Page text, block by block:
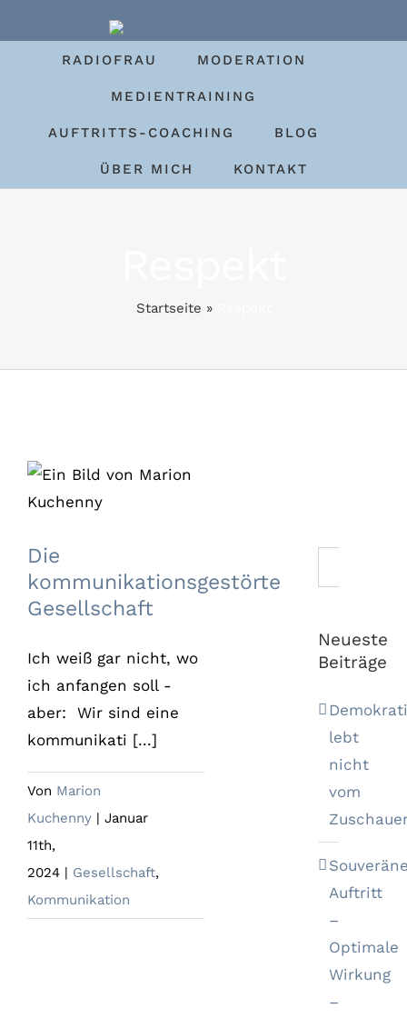
Inhalt
springenRADIOFRAU MODERATION
MEDIENTRAINING
AUFTRITTS-COACHING BLOG
ÜBER MICH KONTAKT
Startseite »
kommunikationsgestörte
Die
kommunikationsgestörte
Gesellschaft
Ich weiß gar nicht, wo
ich anfangen soll -
aber: Wir sind eine
kommunikati [...]
Von Marion
Kuchenny | Januar
11th,
2024 | Gesellschaft,
Kommunikation
nach:
Neueste
Beiträge
lebt
nicht
vom
Auftritt
–
Optimale
Wirkung
–